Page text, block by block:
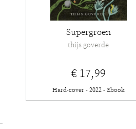
Supergroen
thijs goverde
€ 17,99
Hard-cover - 2022 - Ebook